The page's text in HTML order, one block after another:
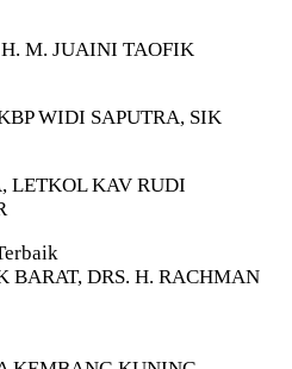
M. JUAINI TAOFIK
WIDI SAPUTRA, SIK
LETKOL KAV RUDI
BARAT, DRS. H. RACHMAN